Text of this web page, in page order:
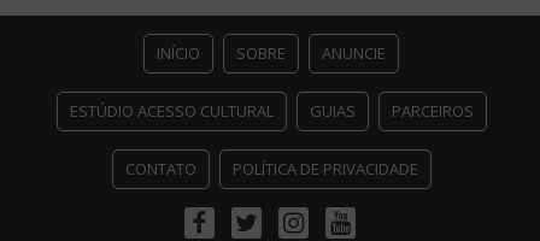
INÍCIO SOBRE ANUNCIE
ESTÚDIO ACESSO CULTURAL GUIAS PARCEIROS
CONTATO POLÍTICA DE PRIVACIDADE
FacebookTwitterInstagramYoutube